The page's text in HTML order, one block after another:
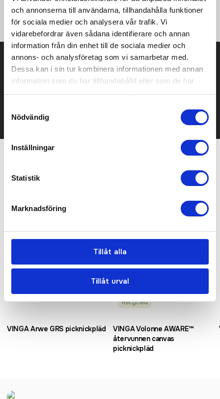
och annonserna till användarna, tillhandahålla funktioner
för sociala medier och analysera vår trafik. Vi
vidarebefordrar även sådana identifierare och annan
information från din enhet till de sociala medier och
annons- och analysföretag som vi samarbetar med.
Dessa kan i sin tur kombinera informationen med annan
information som du har tillhandahållit eller som de har
samlat in när du har använt deras tjänster.
Nödvändig
Inställningar
Statistik
Marknadsföring
Tillåt alla
Tillåt urval
på produktens totala vikt. Denna produkt innehåller 52% GRS-
certifierad återvunnen PET.
Prisuppgift på mailen?
Kontakta oss här för att få förslag på produkt och pris över
VINGA Arwe GRS picknickpläd
Recycled
VINGA Volonne AWARE™
återvunnen canvas
picknickpläd